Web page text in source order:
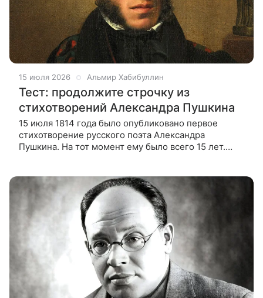
15 июля 2026 Альмир Хабибуллин
Тест: продолжите строчку из
стихотворений Александра Пушкина
15 июля 1814 года было опубликовано первое
стихотворение русского поэта Александра
Пушкина. На тот момент ему было всего 15 лет.